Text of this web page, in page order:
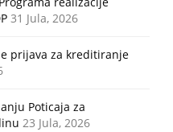
31 Jula, 2026
prijava za kreditiranje
Poticaja za
23 Jula, 2026